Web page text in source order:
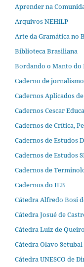
Aprender na
Arquivos NEHiLP
Arte da Gramática no
Biblioteca Brasiliana
Bordando o Manto do
Caderno de
Cadernos Aplicados
Cadernos Cescar
Cadernos de Crítica,
Cadernos de Estudos
Cadernos de Estudos
Cadernos de
Cadernos do IEB
Cátedra Alfredo Bosi
Cátedra Josué de
Cátedra Luiz de
Cátedra Olavo
Cátedra UNESCO de